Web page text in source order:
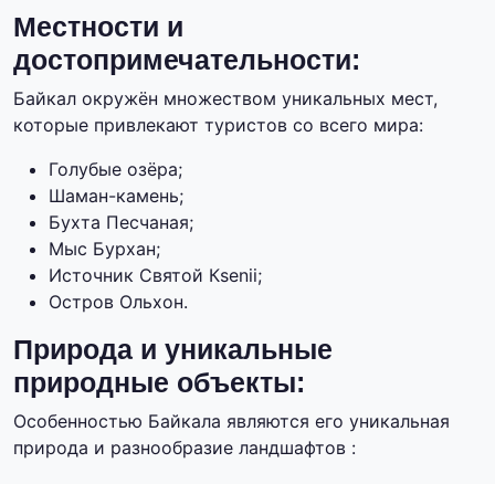
Местности и
достопримечательности:
Байкал окружён множеством уникальных мест,
которые привлекают туристов со всего мира:
Голубые озёра;
Шаман-камень;
Бухта Песчаная;
Мыс Бурхан;
Источник Святой Кsenii;
Остров Ольхон.
Природа и уникальные
природные объекты:
Особенностью Байкала являются его уникальная
природа и разнообразие ландшафтов :